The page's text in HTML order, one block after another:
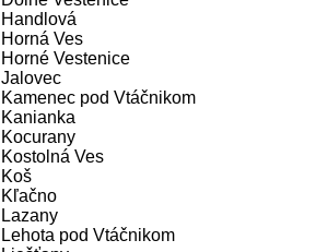
Handlová
Horná Ves
Horné Vestenice
Jalovec
Kamenec pod Vtáčnikom
Kanianka
Kocurany
Kostolná Ves
Koš
Kľačno
Lazany
Lehota pod Vtáčnikom